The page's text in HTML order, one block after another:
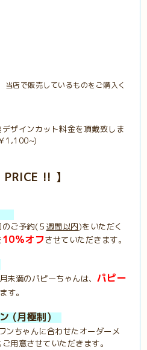
店で販売しているものをご購入く
ザインカット料金を頂戴致しま
1,100~)
PRICE !! 】
ご予約(５ 週間以内)をいただく
10％オフさせていただきます。
満のパピーちゃんは、 パピー
す。
ン (月極制)
ちゃんに合わせたオーダーメ
用意させていただきます。